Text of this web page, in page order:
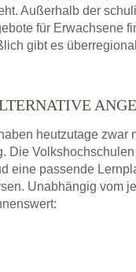
Außerhalb der
für Erwachsene
gibt es
heutzutage
Die
eine passende
Unabhängig vom